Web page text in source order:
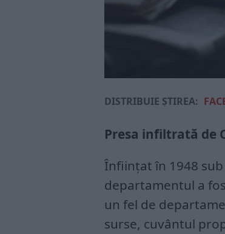
DISTRIBUIE ȘTIREA:
Presa infiltrată de
Înființat în 1948
departamentul a
un fel de
surse, cuvântul